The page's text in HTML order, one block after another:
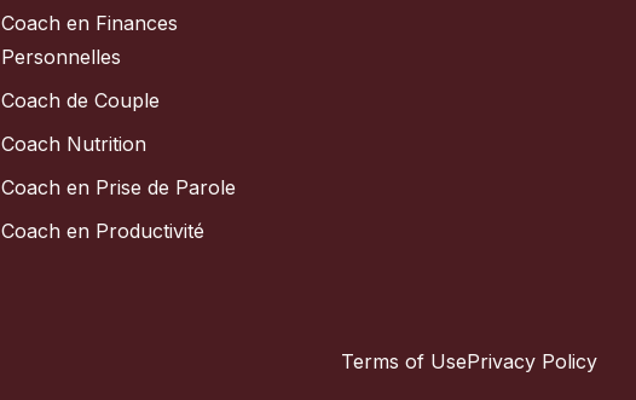
Coach en Finances
Personnelles
Coach de Couple
Coach Nutrition
Coach en Prise de Parole
Coach en Productivité
Terms of UsePrivacy Policy